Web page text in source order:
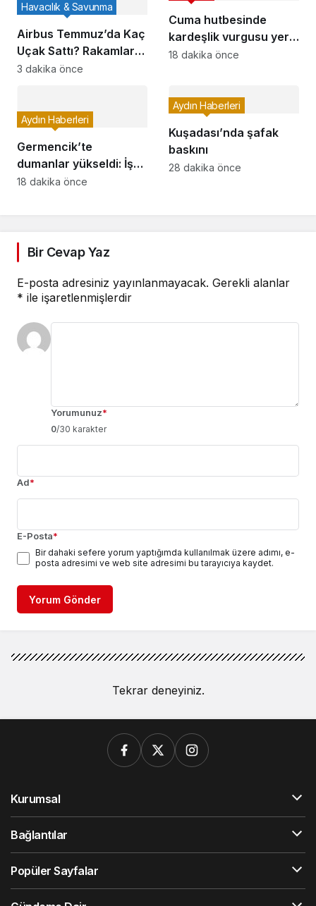
Airbus Temmuz’da Kaç
Uçak Sattı? Rakamlar
Açıklandı
Havacılık & Savunma
3 dakika önce
Cuma hutbesinde
kardeşlik vurgusu yer
aldı
18 dakika önce
Germencik’te
dumanlar yükseldi: İş
yeri yangını korkuttu
Aydın Haberleri
18 dakika önce
Kuşadası’nda şafak
baskını
Aydın Haberleri
28 dakika önce
Bir Cevap Yaz
E-posta adresiniz yayınlanmayacak. Gerekli alanlar
* ile işaretlenmişlerdir
Yorumunuz*
0/30 karakter
Ad*
E-Posta*
Bir dahaki sefere yorum yaptığımda kullanılmak üzere adımı, e-
posta adresimi ve web site adresimi bu tarayıcıya kaydet.
Yorum Gönder
Tekrar deneyiniz.
Kurumsal
Bağlantılar
Popüler Sayfalar